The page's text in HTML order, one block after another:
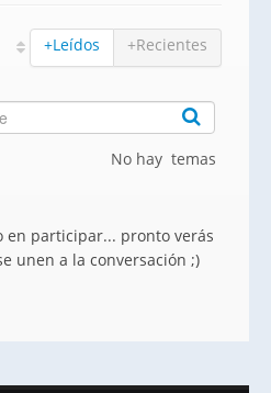
+Leídos +Recientes
No hay temas
en participar... pronto verás
unen a la conversación ;)